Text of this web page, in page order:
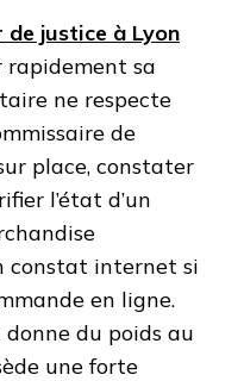
de justice à Lyon
rapidement sa
ne respecte
de
place, constater
l’état d’un
constat internet si
en ligne.
du poids au
une forte